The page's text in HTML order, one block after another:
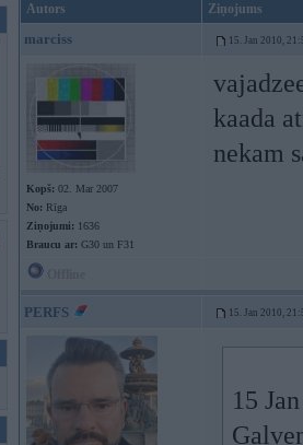
Autors Ziņojums
marciss 15. Jan 2010,
Kopš: 02. Mar 2007
No: Rīga
Ziņojumi: 1636
Braucu ar: G30 un F31
kaada
nekam
PERFS 15. Jan 2010,
15